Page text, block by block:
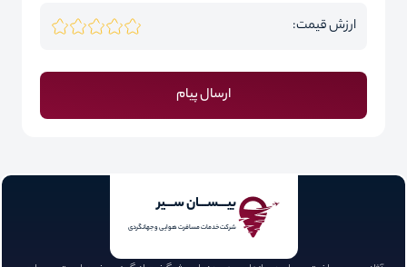
ارزش قیمت:
ارسال پیام
بیـــســـان ســـیر
شرکت خدمات مسافرت هوایی و جهانگردی